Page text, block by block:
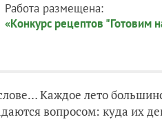
Работа размещена:
«Конкурс рецептов "Готовим
Каждое лето
вопросом: куда их